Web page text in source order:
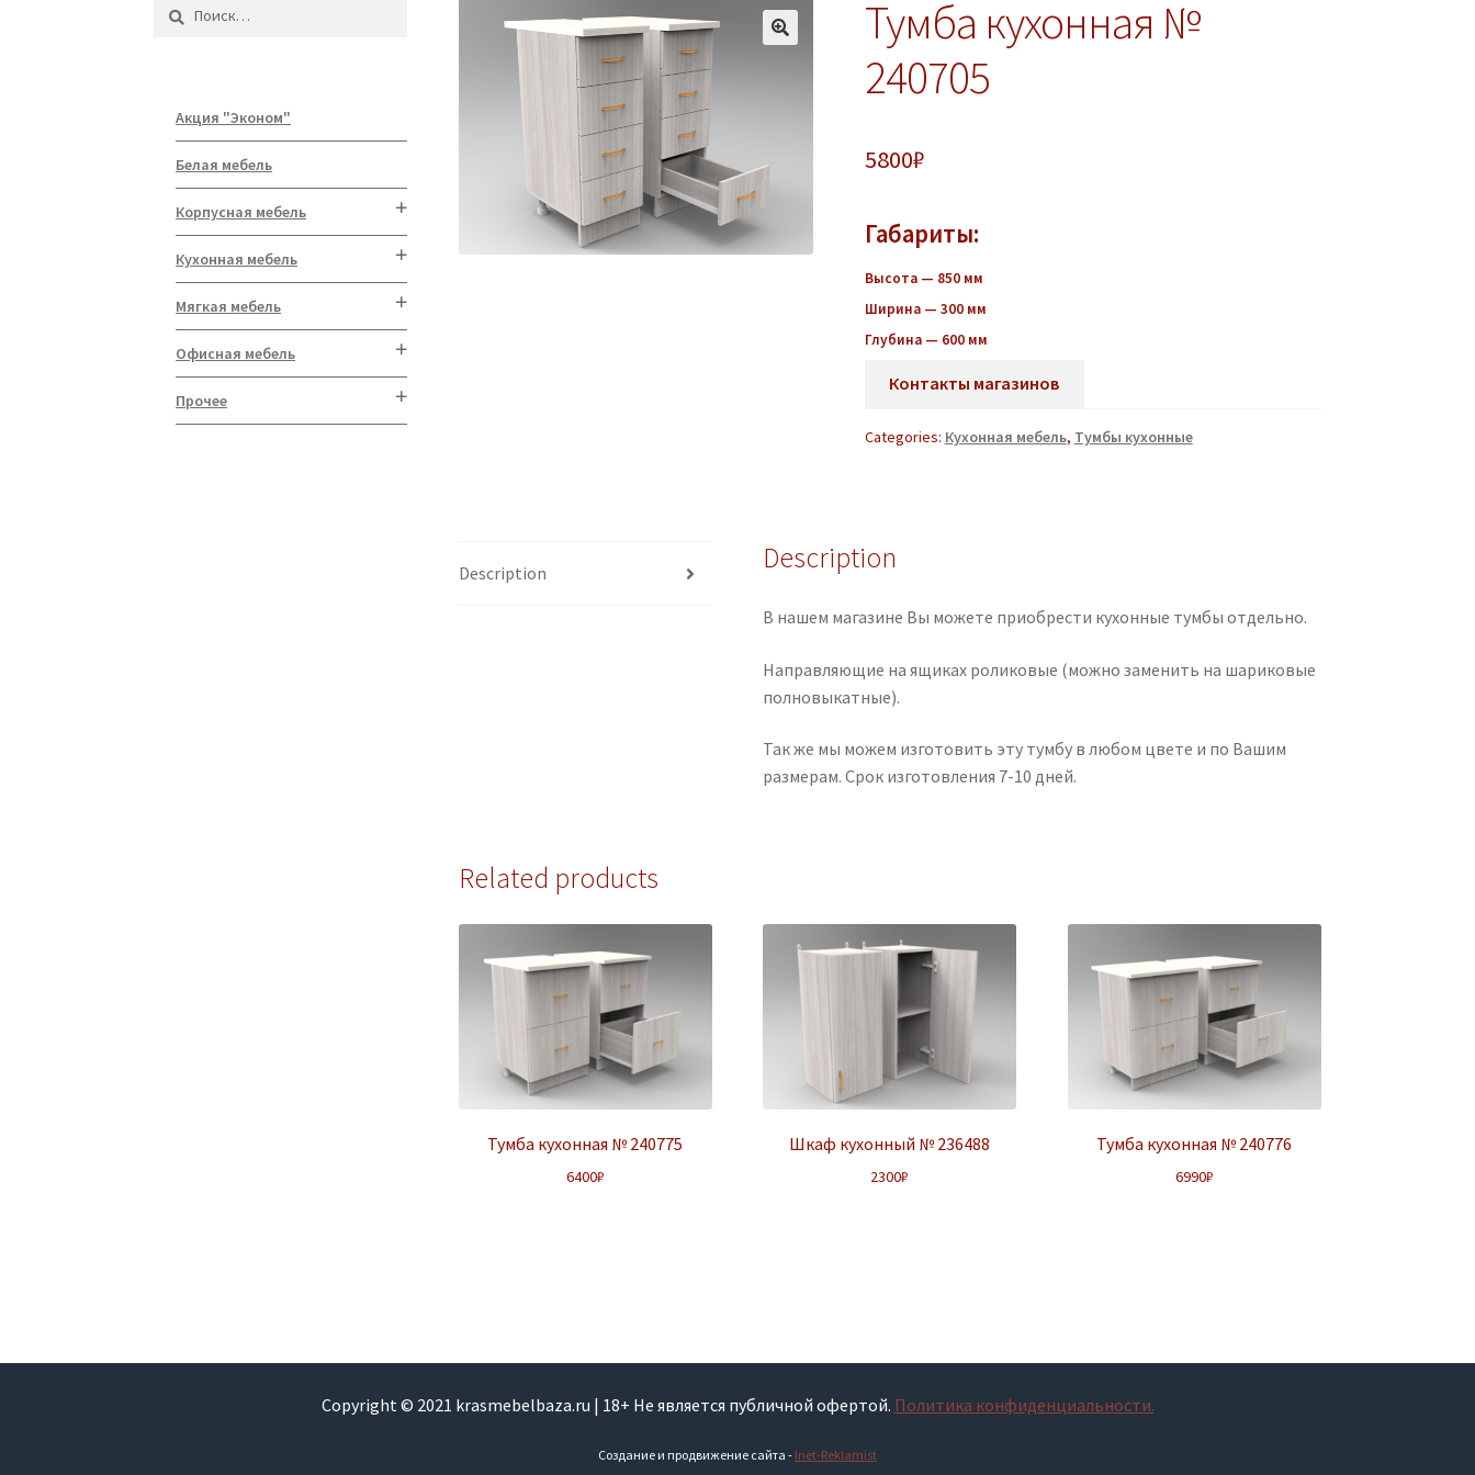
Тумба кухонная №
240705
5800₽
Габариты:
Высота — 850 мм
Ширина — 300 мм
Глубина — 600 мм
Контакты магазинов
Categories: Кухонная мебель, Тумбы кухонные
Description Description
В нашем магазине Вы можете приобрести кухонные тумбы отдельно.
Направляющие на ящиках роликовые (можно заменить на шариковые
полновыкатные).
Так же мы можем изготовить эту тумбу в любом цвете и по Вашим
размерам. Срок изготовления 7-10 дней.
Related products
Тумба кухонная № 240775
6400₽
Шкаф кухонный № 236488
2300₽
Тумба кухонная № 240776
6990₽
Найти:
Акция "Эконом"
Белая мебель
Корпусная мебель
Кухонная мебель
Мягкая мебель
Офисная мебель
Прочее
Copyright © 2021 krasmebelbaza.ru | 18+ Не является публичной офертой. Политика конфиденциальности.
Создание и продвижение сайта - Inet-Reklamist